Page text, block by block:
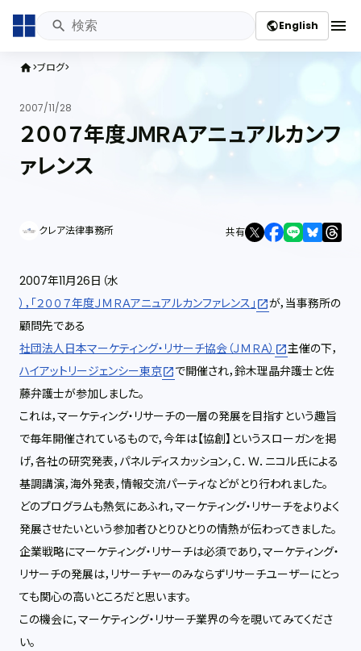
publicEnglish menu
home ブログ
2007/11/28
２００７年度ＪＭＲＡアニュアルカンフ
ァレンス
クレア法律事務所 共有
2007年11月26日（水
），「２００７年度ＪＭＲＡアニュアルカンファレンス」
が，当事務所の
顧問先である
社団法人日本マーケティング・リサーチ協会（ＪＭＲＡ）
主催の下，
ハイアットリージェンシー東京
で開催され，鈴木理晶弁護士と佐
藤弁護士が参加しました。
これは，マーケティング・リサーチの一層の発展を目指すという趣旨
で毎年開催されているもので，今年は【協創】というスローガンを掲
げ，各社の研究発表，パネルディスカッション，Ｃ．Ｗ．ニコル氏による
基調講演，海外発表，情報交流パーティなどがとり行われました。
どのプログラムも熱気にあふれ，マーケティング・リサーチをよりよく
発展させたいという参加者ひとりひとりの情熱が伝わってきました。
企業戦略にマーケティング・リサーチは必須であり，マーケティング・
リサーチの発展は，リサーチャーのみならずリサーチユーザーにとっ
ても関心の高いところだと思います。
この機会に，マーケティング・リサーチ業界の今を覗いてみてくださ
い。